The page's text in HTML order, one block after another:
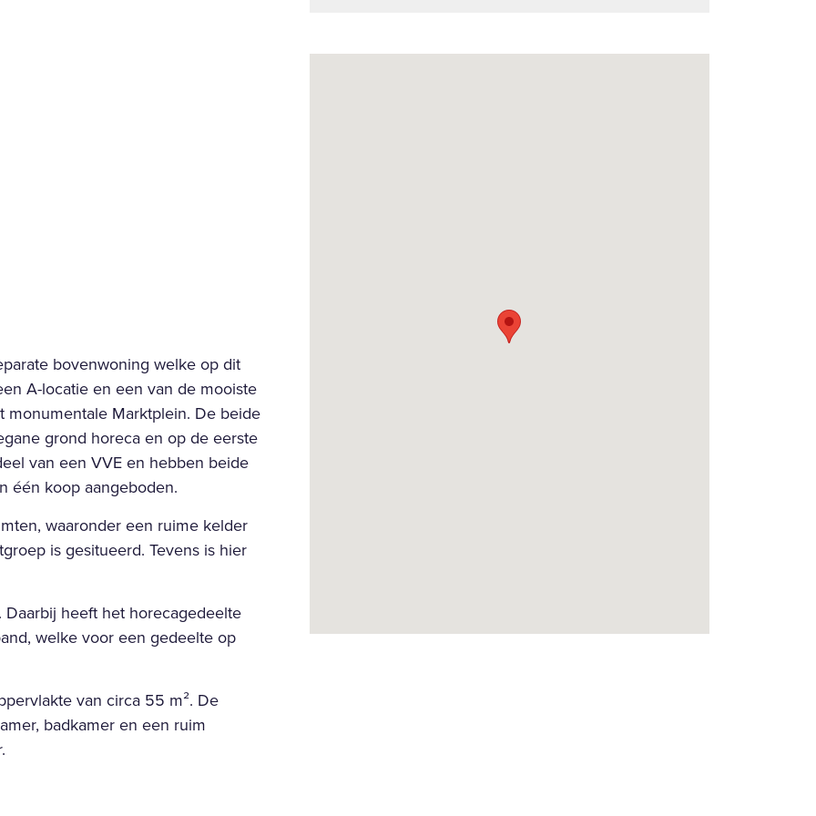
bovenwoning welke op dit
A-locatie en een van de mooiste
monumentale Marktplein. De beide
grond horeca en op de eerste
van een VVE en hebben beide
één koop aangeboden.
waaronder een ruime kelder
is gesitueerd. Tevens is hier
Daarbij heeft het horecagedeelte
welke voor een gedeelte op
van circa 55 m². De
badkamer en een ruim